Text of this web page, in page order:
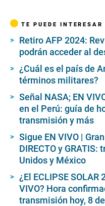
TE PUEDE INTERESAR
Retiro AFP 2024:
podrán acceder al
¿Cuál es el país de
términos militares?
Señal NASA; EN
en el Perú: guía de
transmisión y más
Sigue EN VIVO |
DIRECTO y
Unidos y México
¿El ECLIPSE SOLAR
VIVO? Hora
transmisión hoy, 8